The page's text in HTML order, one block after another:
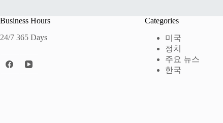
Business Hours
24/7 365 Days
Categories
미국
정치
주요 뉴스
한국